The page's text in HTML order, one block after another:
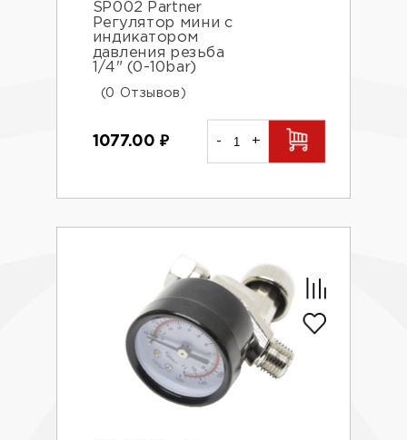
SP002 Partner
Регулятор мини с
индикатором
давления резьба
1/4" (0-10bar)
(0 Отзывов)
1077.00 ₽ - +